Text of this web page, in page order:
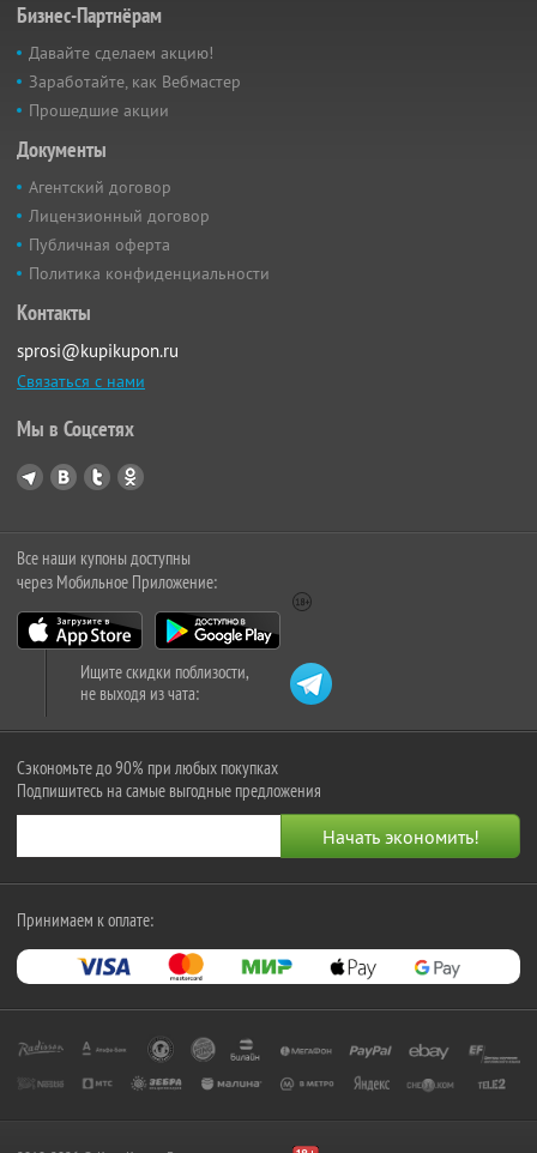
Бизнес-Партнёрам
Давайте сделаем акцию!
Заработайте, как Вебмастер
Прошедшие акции
Документы
Агентский договор
Лицензионный договор
Публичная оферта
Политика конфиденциальности
Контакты
sprosi@kupikupon.ru
Связаться с нами
Мы в Соцсетях
Все наши купоны доступны
через Мобильное Приложение:
Ищите скидки поблизости,
не выходя из чата:
Сэкономьте до 90% при любых покупках
Подпишитесь на самые выгодные предложения
Принимаем к оплате: